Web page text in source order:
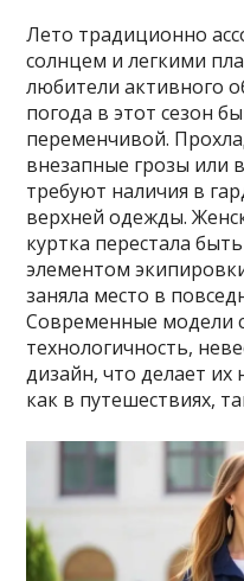
Лето традиционно
солнцем и легкими
любители активного
погода в этот сезон
переменчивой.
внезапные грозы или
требуют наличия в
верхней одежды.
куртка перестала
элементом
заняла место в
Современные модели
технологичность,
дизайн, что делает
как в путешествиях,